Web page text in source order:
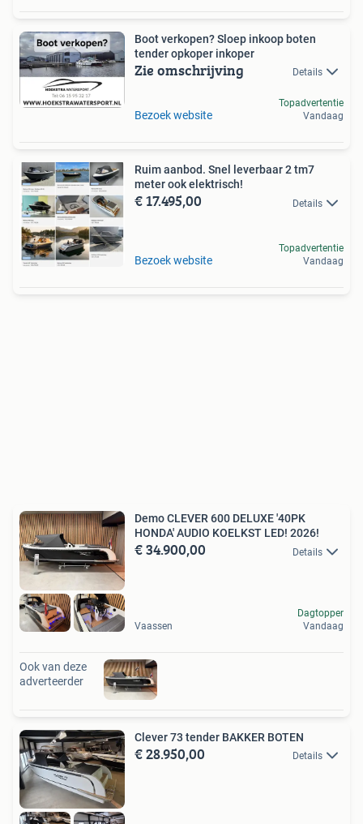
Boot verkopen? Sloep inkoop boten
tender opkoper inkoper
Zie omschrijving Details
Bezoek website
Topadvertentie
Vandaag
Ruim aanbod. Snel leverbaar 2 tm7
meter ook elektrisch!
€ 17.495,00 Details
Bezoek website
Topadvertentie
Vandaag
Demo CLEVER 600 DELUXE '40PK
HONDA' AUDIO KOELKST LED! 2026!
€ 34.900,00 Details
Vaassen
Dagtopper
Vandaag
Ook van deze
adverteerder
Clever 73 tender BAKKER BOTEN
€ 28.950,00 Details